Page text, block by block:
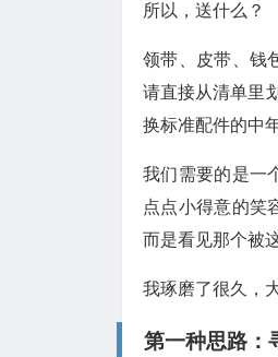
所以，送什么？
领带、皮带、钱
请直接从清单里
换标准配件的中
我们需要的是一
点点小得意的笑
而是看见那个被
我琢磨了很久，
第一种思路：